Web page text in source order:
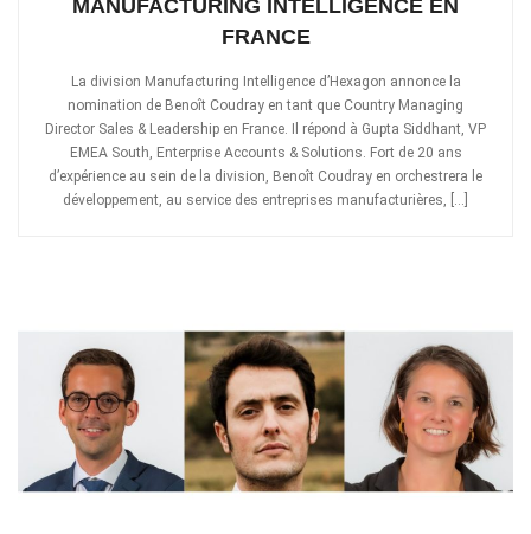
MANUFACTURING INTELLIGENCE EN
FRANCE
La division Manufacturing Intelligence d’Hexagon annonce la
nomination de Benoît Coudray en tant que Country Managing
Director Sales & Leadership en France. Il répond à Gupta Siddhant, VP
EMEA South, Enterprise Accounts & Solutions. Fort de 20 ans
d’expérience au sein de la division, Benoît Coudray en orchestrera le
développement, au service des entreprises manufacturières, […]